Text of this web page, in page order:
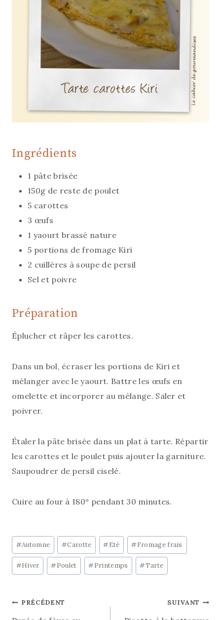
Ingrédients
1 pâte brisée
150g de reste de poulet
5 carottes
3 œufs
1 yaourt brassé nature
5 portions de fromage Kiri
2 cuillères à soupe de persil
Sel et poivre
Préparation
Éplucher et râper les carottes.
Dans un bol, écraser les portions de Kiri et
mélanger avec le yaourt. Battre les œufs en
omelette et incorporer au mélange. Saler et
poivrer.
Étaler la pâte brisée dans un plat à tarte. Répartir
les carottes et le poulet puis ajouter la garniture.
Saupoudrer de persil ciselé.
Cuire au four à 180° pendant 30 minutes.
Étiquettes
de
la
#Automne #Carotte #Eté #Fromage frais
#Hiver #Poulet #Printemps #Tarte
Navigation
PRÉCÉDENT SUIVANT